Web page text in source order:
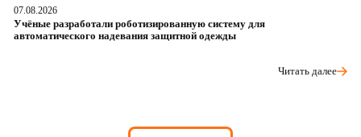
07.08.2026
Учёные разработали роботизированную систему для
автоматического надевания защитной одежды
Читать далее